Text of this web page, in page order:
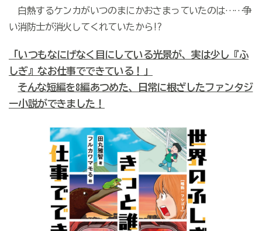
白熱するケンカがいつのまにかおさまっていたのは……争
い消防士が消火してくれていたから!?
「いつもなにげなく目にしている光景が、実は少し『ふ
しぎ』なお仕事でできている！」
そんな短編を8編あつめた、日常に根ざしたファンタジ
ー小説ができました！